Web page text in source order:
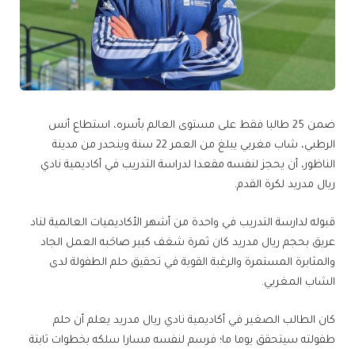
ضمن 25 طالبا فقط على مستوى العالم بأسره، استطاع أنس
الرطبي، شاب مغربي يبلغ من العمر 22 سنة وينحدر من مدينة
الناظور، أن يحجز لنفسه مقعدا لدراسة التدريب في أكاديمية نادي
ريال مدريد لكرة القدم.
قبوله لدارسة التدريب في واحدة من أشهر الأكاديميات العالمية لناد
عريق بحجم ريال مدريد كان ثمرة شغف كبير صاحَبه العمل الجاد
والمثابرة المستمرة والرغبة القوية في تحقيق حلم الطفولة لدى
الشاب المغربي.
كان الطالب الصغير في أكاديمية نادي ريال مدريد يعلم أن حلم
طفولته سيتحقق يوما ما؛ فرسم لنفسه مسارا سلكه بخطوات ثابتة